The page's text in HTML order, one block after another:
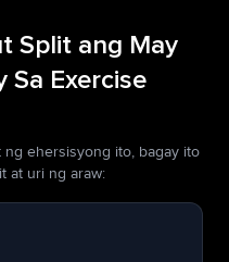
Split ang May
Sa Exercise
ng ehersisyong ito, bagay ito
at uri ng araw: